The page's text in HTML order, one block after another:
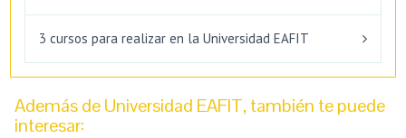
3 cursos para realizar en la Universidad EAFIT
Además de Universidad EAFIT, también te puede
interesar: